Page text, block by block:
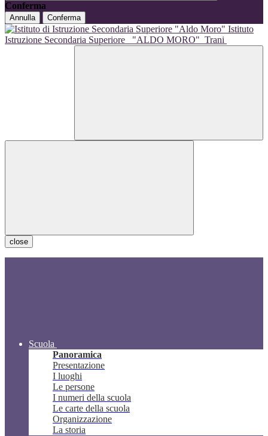
Conferma
Annulla Conferma
Istituto
Istruzione Secondaria Superiore
"ALDO MORO" Trani
close
Scuola
Panoramica
Presentazione
I luoghi
Le persone
I numeri della scuola
Le carte della scuola
Organizzazione
La storia